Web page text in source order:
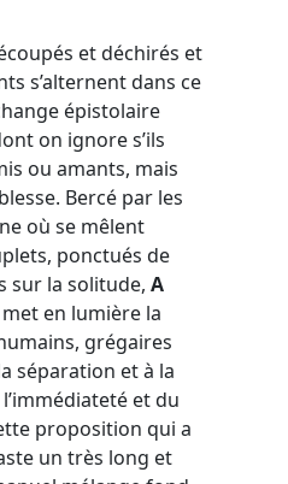
et déchirés et
s’alternent dans ce
épistolaire
on ignore s’ils
ou amants, mais
Bercé par les
où se mêlent
ponctués de
sur la solitude, A
met en lumière la
grégaires
séparation et à la
et du
proposition qui a
un très long et